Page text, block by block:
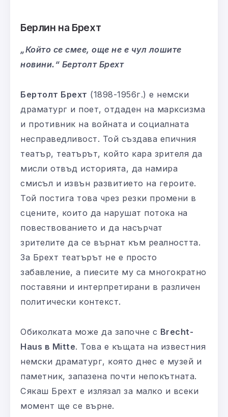
Берлин на Брехт
„Който се смее, още не е чул лошите
новини.“ Бертолт Брехт
Бертолт Брехт (1898-1956г.) е немски
драматург и поет, отдаден на марксизма
и противник на войната и социалната
несправедливост. Той създава епичния
театър, театърът, който кара зрителя да
мисли отвъд историята, да намира
смисъл и извън развитието на героите.
Той постига това чрез резки промени в
сцените, които да нарушат потока на
повествованието и да насърчат
зрителите да се върнат към реалността.
За Брехт театърът не е просто
забавление, а пиесите му са многократно
поставяни и интерпретирани в различен
политически контекст.
Обиколката може да започне с Brecht-
Haus в Mitte. Това е къщата на известния
немски драматург, която днес е музей и
паметник, запазена почти непокътната.
Сякаш Брехт е излязал за малко и всеки
момент ще се върне.